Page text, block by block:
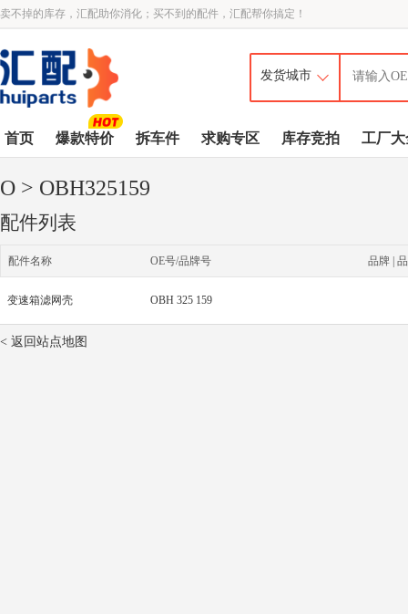
卖不掉的库存，汇配助你消化；买不到的配件，汇配帮你搞定！
首页 爆款特价 拆车件 求购专区 库存竞拍 工厂大
O > OBH325159
配件列表
配件名称 OE号/品牌号 品牌 |
变速箱滤网壳 OBH 325 159
< 返回站点地图